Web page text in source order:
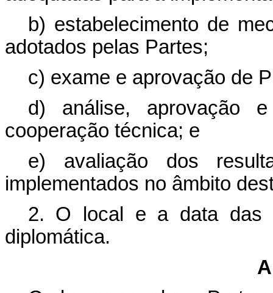
b) estabelecimento de
adotados pelas Partes;
c) exame e aprovação de
d) análise, aprovação
cooperação técnica; e
e) avaliação dos
implementados no âmbito
2. O local e a data das
diplomática.